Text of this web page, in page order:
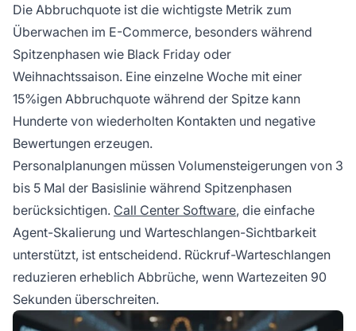
Die Abbruchquote ist die wichtigste Metrik zum
Überwachen im E-Commerce, besonders während
Spitzenphasen wie Black Friday oder
Weihnachtssaison. Eine einzelne Woche mit einer
15%igen Abbruchquote während der Spitze kann
Hunderte von wiederholten Kontakten und negative
Bewertungen erzeugen.
Personalplanungen müssen Volumensteigerungen von 3
bis 5 Mal der Basislinie während Spitzenphasen
berücksichtigen. Call Center Software, die einfache
Agent-Skalierung und Warteschlangen-Sichtbarkeit
unterstützt, ist entscheidend. Rückruf-Warteschlangen
reduzieren erheblich Abbrüche, wenn Wartezeiten 90
Sekunden überschreiten.